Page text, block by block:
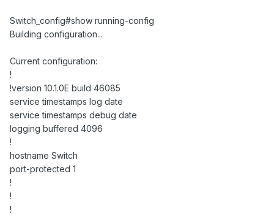
Switch_config#show running-config
Building configuration...
Current configuration:
!
!version 10.1.0E build 46085
service timestamps log date
service timestamps debug date
logging buffered 4096
!
hostname Switch
port-protected 1
!
!
!